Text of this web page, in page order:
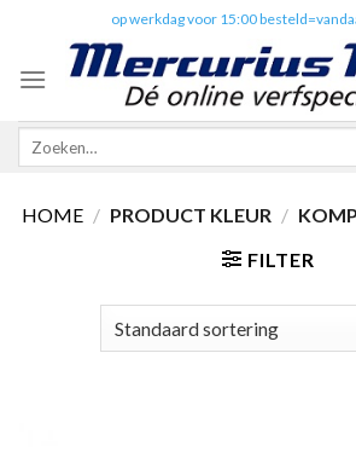
content
op werkdag voor 15:00
Zoeken
HOME / PRODUCT KLEUR /
FILTER